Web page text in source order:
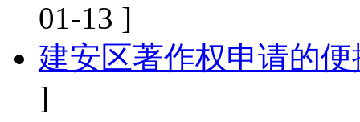
01-13 ]
建安区著作权申请的
]